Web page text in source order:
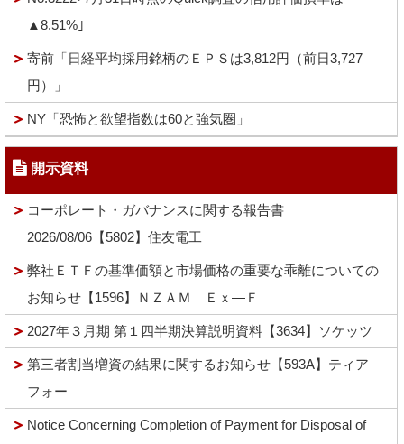
▲8.51%｣
寄前「日経平均採用銘柄のＥＰＳは3,812円（前日3,727
円）」
NY「恐怖と欲望指数は60と強気圏」
開示資料
コーポレート・ガバナンスに関する報告書
2026/08/06【5802】住友電工
弊社ＥＴＦの基準価額と市場価格の重要な乖離についての
お知らせ【1596】ＮＺＡＭ Ｅｘ―Ｆ
2027年３月期 第１四半期決算説明資料【3634】ソケッツ
第三者割当増資の結果に関するお知らせ【593A】ティア
フォー
Notice Concerning Completion of Payment for Disposal of